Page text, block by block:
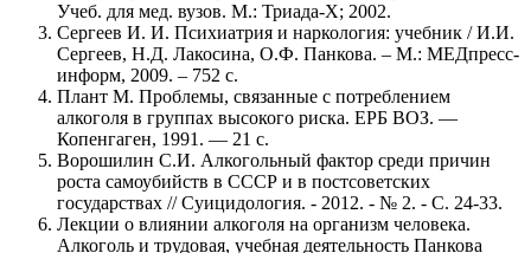
Учеб. для мед. вузов. М.: Триада-Х; 2002.
Сергеев И. И. Психиатрия и наркология: учебник / И.И.
Сергеев, Н.Д. Лакосина, О.Ф. Панкова. – М.: МЕДпресс-
информ, 2009. – 752 с.
Плант М. Проблемы, связанные с потреблением
алкоголя в группах высокого риска. ЕРБ ВОЗ. —
Копенгаген, 1991. — 21 с.
Ворошилин С.И. Алкогольный фактор среди причин
роста самоубийств в СССР и в постсоветских
государствах // Суицидология. - 2012. - № 2. - С. 24-33.
Лекции о влиянии алкоголя на организм человека.
Алкоголь и трудовая, учебная деятельность Панкова